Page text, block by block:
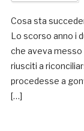
Cosa sta
Lo scorso anno i
che aveva messo
riusciti a
procedesse a
[…]